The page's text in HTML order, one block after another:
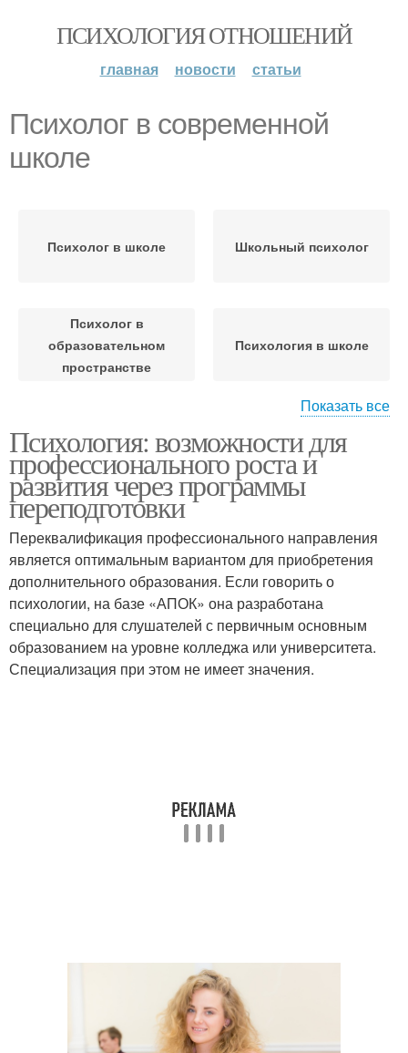
ПСИХОЛОГИЯ ОТНОШЕНИЙ
главная новости статьи
Психолог в современной
школе
Психолог в школе Школьный психолог
Психолог в
образовательном
пространстве
Психология в школе
образовании
Современная школа
Психологи в школе
Показать все
Психология: возможности для
профессионального роста и
развития через программы
переподготовки
Переквалификация профессионального направления
является оптимальным вариантом для приобретения
дополнительного образования. Если говорить о
психологии, на базе «АПОК» она разработана
специально для слушателей с первичным основным
образованием на уровне колледжа или университета.
Специализация при этом не имеет значения.